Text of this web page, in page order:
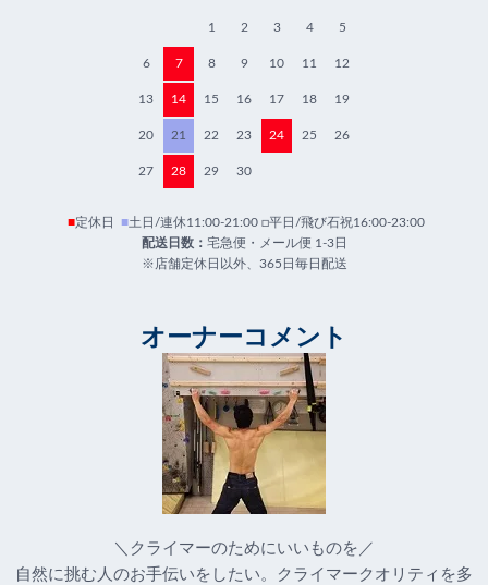
1 2 3 4 5
6 7 8 9 10 11 12
13 14 15 16 17 18 19
20 21 22 23 24 25 26
27 28 29 30
■定休日 ■土日/連休11:00-21:00 □平日/飛び石祝16:00-23:00
配送日数： 宅急便・メール便 1-3日
※店舗定休日以外、365日毎日配送
オーナーコメント
＼クライマーのためにいいものを／
自然に挑む人のお手伝いをしたい。クライマークオリティを多